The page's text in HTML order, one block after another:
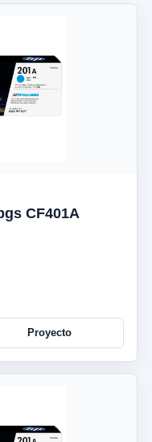
CF401A
Proyecto